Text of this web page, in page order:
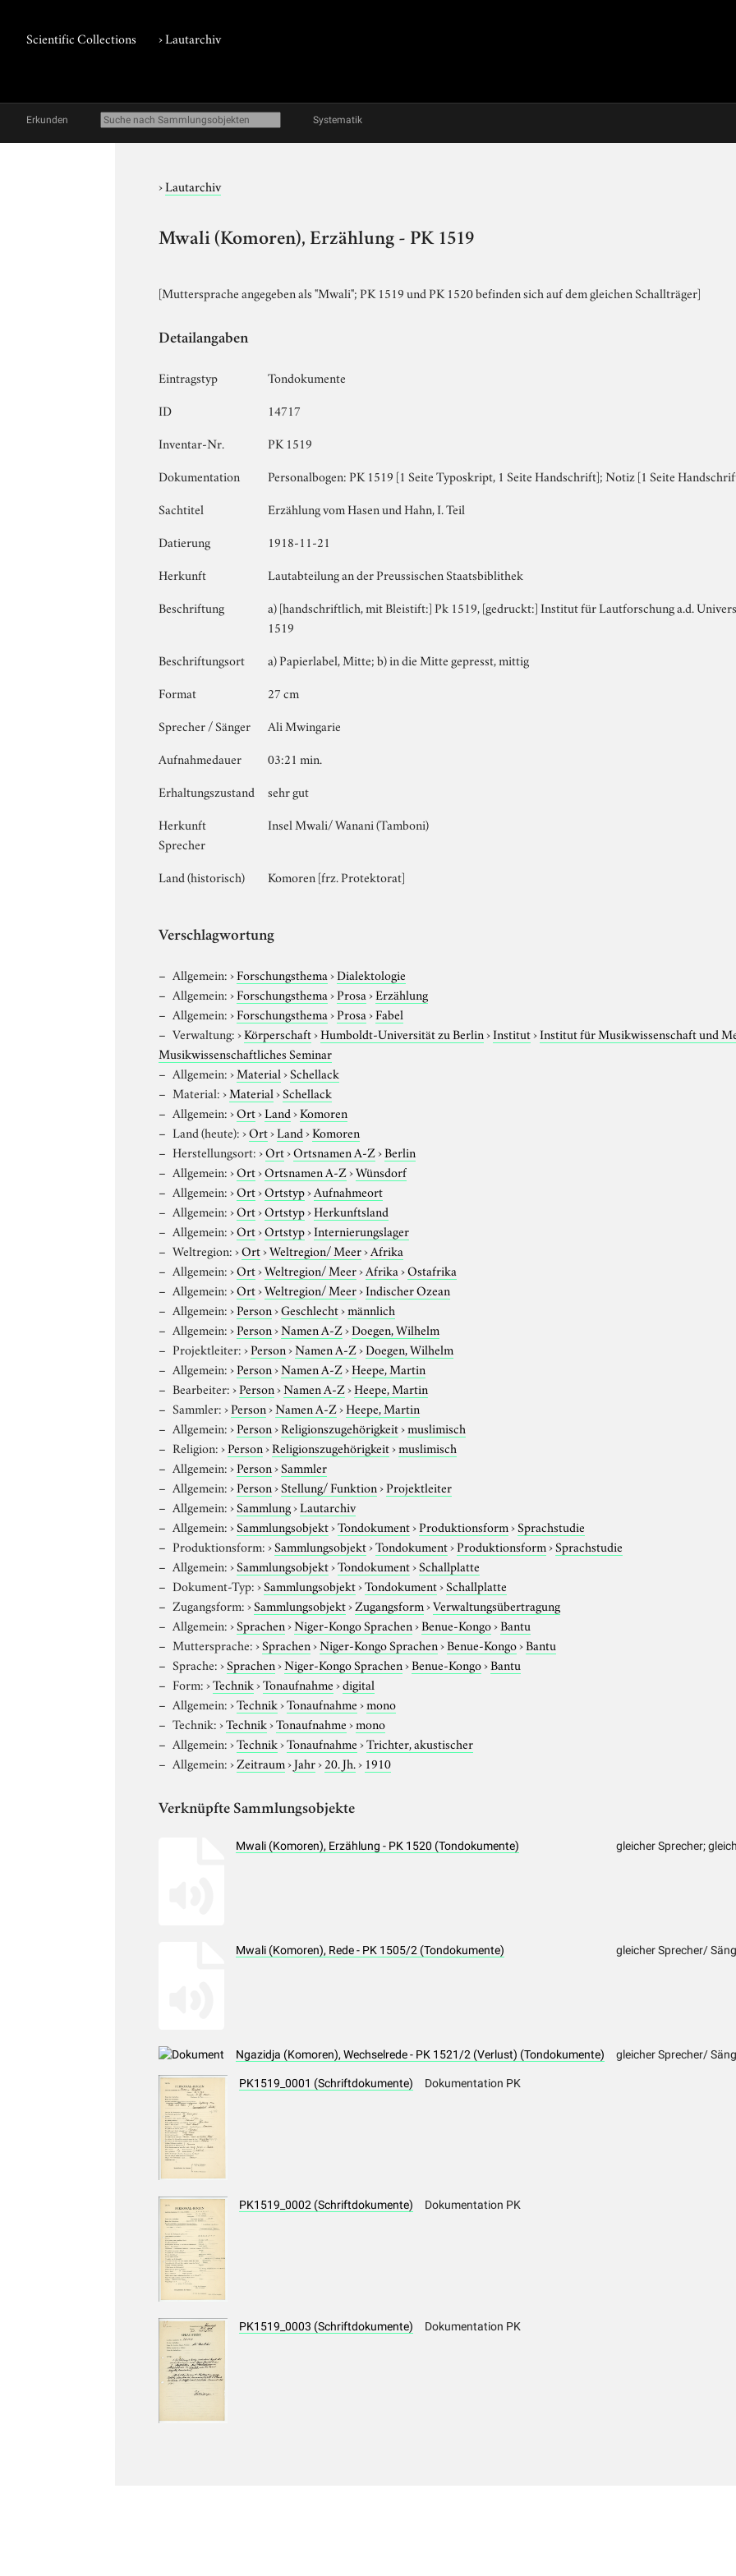
Scientific Collections ›Lautarchiv
Erkunden Systematik
›Lautarchiv
Mwali (Komoren), Erzählung - PK 1519
[Muttersprache angegeben als "Mwali"; PK 1519 und PK 1520 befinden sich auf dem gleichen Schallträger]
Detailangaben
Eintragstyp
Tondokumente
ID
14717
Inventar-Nr.
PK 1519
Dokumentation
Personalbogen: PK 1519 [1 Seite Typoskript, 1 Seite Handschrift]; Notiz [1 Seite
Sachtitel
Erzählung vom Hasen und Hahn, I. Teil
Datierung
1918-11-21
Herkunft
Lautabteilung an der Preussischen Staatsbiblithek
Beschriftung
a) [handschriftlich, mit Bleistift:] Pk 1519, [gedruckt:] Institut für Lautforschung a.d.
1519
Beschriftungsort
a) Papierlabel, Mitte; b) in die Mitte gepresst, mittig
Format
27 cm
Sprecher / Sänger
Ali Mwingarie
Aufnahmedauer
03:21 min.
Erhaltungszustand
sehr gut
Herkunft
Sprecher
Insel Mwali/ Wanani (Tamboni)
Land (historisch) Komoren [frz. Protektorat]
Verschlagwortung
Allgemein:›Forschungsthema›Dialektologie
Allgemein:›Forschungsthema›Prosa›Erzählung
Allgemein:›Forschungsthema›Prosa›Fabel
Verwaltung:›Körperschaft›Humboldt-Universität zu Berlin›Institut›Institut für Musikwissenschaft und
Musikwissenschaftliches Seminar
Allgemein:›Material›Schellack
Material:›Material›Schellack
Allgemein:›Ort›Land›Komoren
Land (heute):›Ort›Land›Komoren
Herstellungsort:›Ort›Ortsnamen A-Z›Berlin
Allgemein:›Ort›Ortsnamen A-Z›Wünsdorf
Allgemein:›Ort›Ortstyp›Aufnahmeort
Allgemein:›Ort›Ortstyp›Herkunftsland
Allgemein:›Ort›Ortstyp›Internierungslager
Weltregion:›Ort›Weltregion/ Meer›Afrika
Allgemein:›Ort›Weltregion/ Meer›Afrika›Ostafrika
Allgemein:›Ort›Weltregion/ Meer›Indischer Ozean
Allgemein:›Person›Geschlecht›männlich
Allgemein:›Person›Namen A-Z›Doegen, Wilhelm
Projektleiter:›Person›Namen A-Z›Doegen, Wilhelm
Allgemein:›Person›Namen A-Z›Heepe, Martin
Bearbeiter:›Person›Namen A-Z›Heepe, Martin
Sammler:›Person›Namen A-Z›Heepe, Martin
Allgemein:›Person›Religionszugehörigkeit›muslimisch
Religion:›Person›Religionszugehörigkeit›muslimisch
Allgemein:›Person›Sammler
Allgemein:›Person›Stellung/ Funktion›Projektleiter
Allgemein:›Sammlung›Lautarchiv
Allgemein:›Sammlungsobjekt›Tondokument›Produktionsform›Sprachstudie
Produktionsform:›Sammlungsobjekt›Tondokument›Produktionsform›Sprachstudie
Allgemein:›Sammlungsobjekt›Tondokument›Schallplatte
Dokument-Typ:›Sammlungsobjekt›Tondokument›Schallplatte
Zugangsform:›Sammlungsobjekt›Zugangsform›Verwaltungsübertragung
Allgemein:›Sprachen›Niger-Kongo Sprachen›Benue-Kongo›Bantu
Muttersprache:›Sprachen›Niger-Kongo Sprachen›Benue-Kongo›Bantu
Sprache:›Sprachen›Niger-Kongo Sprachen›Benue-Kongo›Bantu
Form:›Technik›Tonaufnahme›digital
Allgemein:›Technik›Tonaufnahme›mono
Technik:›Technik›Tonaufnahme›mono
Allgemein:›Technik›Tonaufnahme›Trichter, akustischer
Allgemein:›Zeitraum›Jahr›20. Jh.› 1910
Verknüpfte Sammlungsobjekte
Mwali (Komoren), Erzählung - PK 1520 (Tondokumente) gleicher Sprecher;
Mwali (Komoren), Rede - PK 1505/2 (Tondokumente) gleicher Sprecher/
Ngazidja (Komoren), Wechselrede - PK 1521/2 (Verlust) (Tondokumente) gleicher Sprecher/
PK1519_0001 (Schriftdokumente) Dokumentation PK
PK1519_0002 (Schriftdokumente) Dokumentation PK
PK1519_0003 (Schriftdokumente) Dokumentation PK